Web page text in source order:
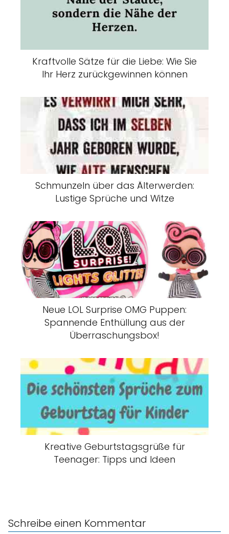
Kraftvolle Sätze für die Liebe: Wie Sie
Ihr Herz zurückgewinnen können
Schmunzeln über das Älterwerden:
Lustige Sprüche und Witze
Neue LOL Surprise OMG Puppen:
Spannende Enthüllung aus der
Überraschungsbox!
Kreative Geburtstagsgrüße für
Teenager: Tipps und Ideen
Schreibe einen Kommentar